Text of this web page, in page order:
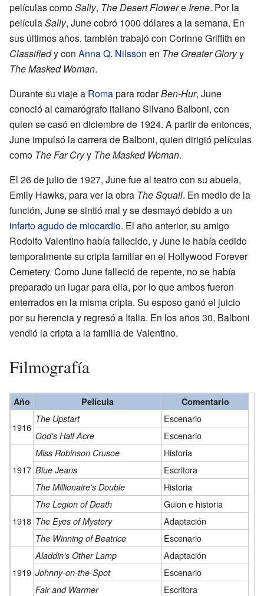
películas comoSally, The Desert Flowere Irene. Por la
películaSally, June cobró 1000 dólares a la semana. En
sus últimos años, también trabajó con Corinne Griffith en
Classifiedy con Anna Q. Nilsson en The Greater Gloryy
The Masked Woman.
Durante su viaje a Romapara rodarBen-Hur, June
conoció al camarógrafo italiano Silvano Balboni, con
quien se casó en diciembre de 1924. A partir de entonces,
June impulsó la carrera de Balboni, quien dirigió películas
como The Far Cryy The Masked Woman.
El 26 de julio de 1927, June fue al teatro con su abuela,
Emily Hawks, para ver la obra The Squall. En medio de la
función, June se sintió mal y se desmayó debido a un
infarto agudo de miocardio. El año anterior, su amigo
Rodolfo Valentino había fallecido, y June le había cedido
temporalmente su cripta familiar en el Hollywood Forever
Cemetery. Como June falleció de repente, no se había
preparado un lugar para ella, por lo que ambos fueron
enterrados en la misma cripta. Su esposo ganó el juicio
por su herencia y regresó a Italia. En los años 30, Balboni
vendió la cripta a la familia de Valentino.
Filmografía
Año Película Comentario
1916
The Upstart Escenario
God's Half Acre Escenario
1917
Miss Robinson Crusoe Historia
Blue Jeans Escritora
The Millionaire's Double Historia
1918
The Legion of Death Guion e historia
The Eyes of Mystery Adaptación
The Winning of Beatrice Escenario
1919
Aladdin’s Other Lamp Adaptación
Johnny-on-the-Spot Escenario
Fair and Warmer Escritora